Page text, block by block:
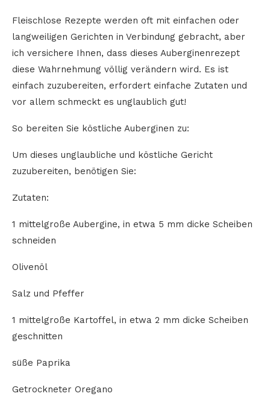
Fleischlose Rezepte werden oft mit einfachen oder
langweiligen Gerichten in Verbindung gebracht, aber
ich versichere Ihnen, dass dieses Auberginenrezept
diese Wahrnehmung völlig verändern wird. Es ist
einfach zuzubereiten, erfordert einfache Zutaten und
vor allem schmeckt es unglaublich gut!
So bereiten Sie köstliche Auberginen zu:
Um dieses unglaubliche und köstliche Gericht
zuzubereiten, benötigen Sie:
Zutaten:
1 mittelgroße Aubergine, in etwa 5 mm dicke Scheiben
schneiden
Olivenöl
Salz und Pfeffer
1 mittelgroße Kartoffel, in etwa 2 mm dicke Scheiben
geschnitten
süße Paprika
Getrockneter Oregano